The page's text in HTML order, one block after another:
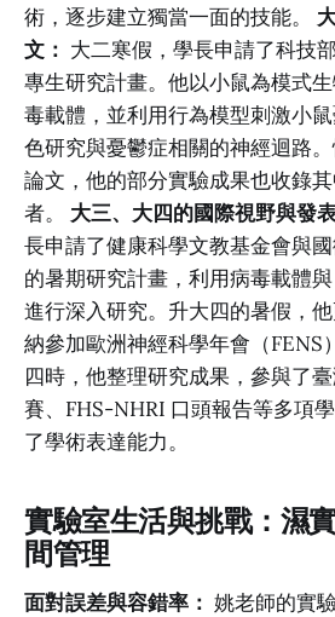
術，逐步建立獨當一面的技能。
文： 大二寒假，學長申請了科技
專生研究計畫。他以小鼠為模式
毒載體，並利用行為模型刺激小
色研究與憂鬱症相關的神經迴路
論文，他的部分實驗成果也收錄
者。 大三、大四的國際視野與發
長申請了健康科學文教基金會與國
的暑期研究計畫，利用病毒載體
進行深入研究。升大四的暑假，
納參加歐洲神經科學年會（FENS
四時，他整理研究成果，參與了
賽、FHS-NHRI 口頭報告等多項
了學術表達能力。
實驗室生活與挑戰：濕
間管理
面對誤差與容錯率： 姚老師的實